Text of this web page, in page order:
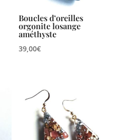
Boucles d’oreilles
orgonite losange
améthyste
39,00€